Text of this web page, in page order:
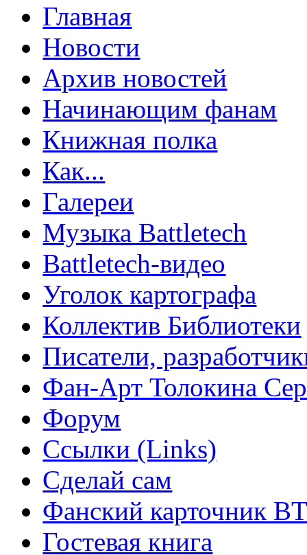
Главная
Новости
Архив новостей
Начинающим фанам
Книжная полка
Как...
Галереи
Музыка Battletech
Battletech-видео
Уголок картографа
Коллектив Библиотеки
Писатели,
Фан-Арт Толокина
Форум
Ссылки (Links)
Сделай сам
Фанский карточник
Гостевая книга